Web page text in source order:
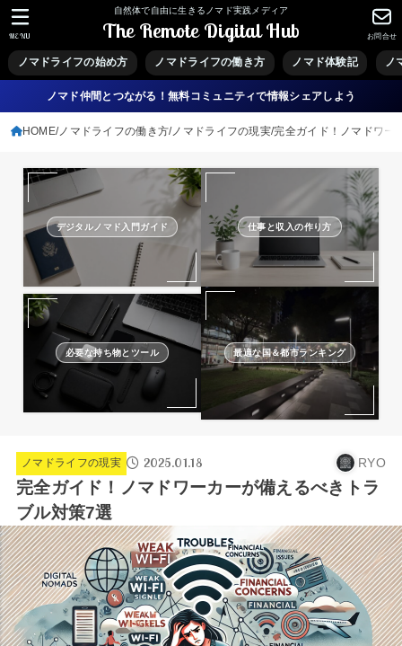
自然体で自由に生きるノマド実践メディア
The Remote Digital Hub
ノマドライフの始め方 ノマドライフの働き方 ノマド体験記 ノ
お問合せ
MENU
ノマド仲間とつながる！無料コミュニティで情報シェアしよう
HOME ノマドライフの働き方 ノマドライフの現実 完全ガイド！ノマドワー
デジタルノマド入門ガイド 仕事と収入の作り方
必要な持ち物とツール 最適な国＆都市ランキング
ノマドライフの現実 2025.01.18 RYO
完全ガイド！ノマドワーカーが備えるべきトラ
ブル対策7選